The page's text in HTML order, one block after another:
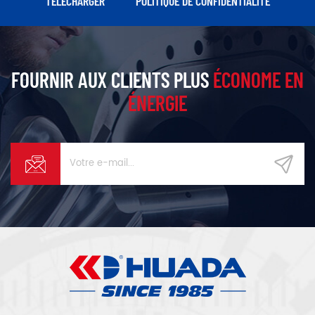
FOURNIR AUX CLIENTS PLUSÉCONOME EN
ÉNERGIE